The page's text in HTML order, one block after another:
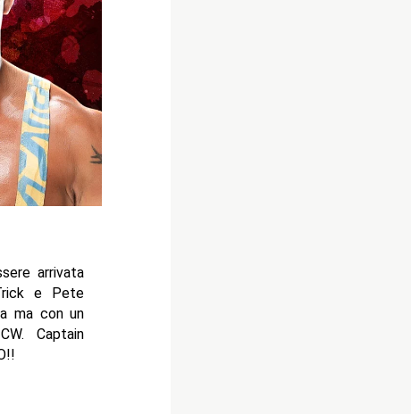
arrivata
e Pete
ma con un
Captain